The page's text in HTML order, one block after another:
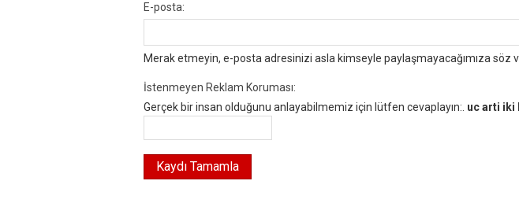
E-posta:
Merak etmeyin, e-posta adresinizi asla kimseyle paylaşmayacağımıza söz
İstenmeyen Reklam Koruması:
Gerçek bir insan olduğunu anlayabilmemiz için lütfen cevaplayın:. uc arti iki